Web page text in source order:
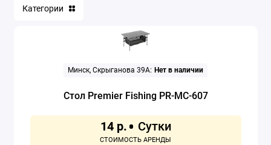
Категории
Минск, Скрыганова 39А: Нет в наличии
Стол Premier Fishing PR-MC-607
14 р.